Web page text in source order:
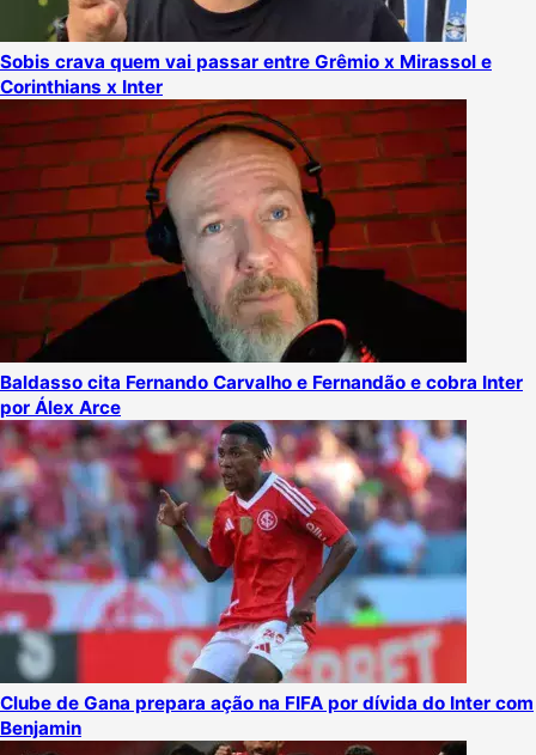
Sobis crava quem vai passar entre Grêmio x Mirassol e
Corinthians x Inter
Baldasso cita Fernando Carvalho e Fernandão e cobra Inter
por Álex Arce
Clube de Gana prepara ação na FIFA por dívida do Inter com
Benjamin